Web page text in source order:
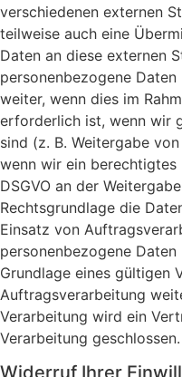
verschiedenen externen
teilweise auch eine
Daten an diese externen
personenbezogene
weiter, wenn dies im
erforderlich ist, wenn wir
sind (z. B. Weitergabe
wenn wir ein
DSGVO an der
Rechtsgrundlage die
Einsatz von
personenbezogene
Grundlage eines gültigen
Auftragsverarbeitung
Verarbeitung wird ein
Verarbeitung geschlossen.